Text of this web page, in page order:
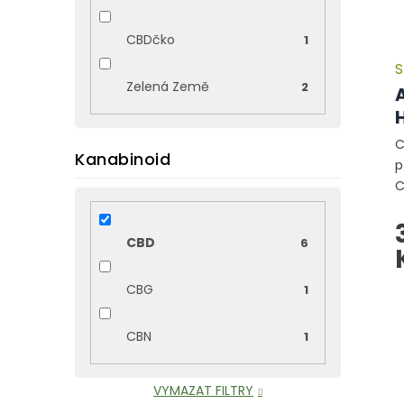
CBDčko 1
Zelená Země 2
Kanabinoid
CBD 6
CBG 1
CBN 1
VYMAZAT FILTRY